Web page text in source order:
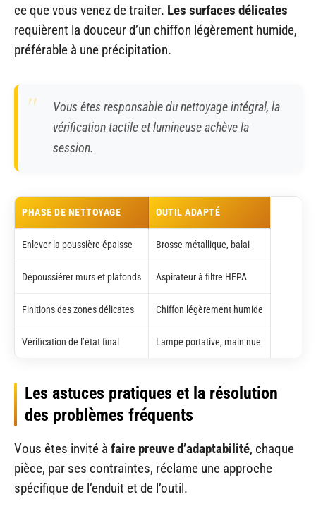
ce que vous venez de traiter. Les surfaces délicates
requièrent la douceur d’un chiffon légèrement humide,
préférable à une précipitation.
Vous êtes responsable du nettoyage intégral, la
vérification tactile et lumineuse achève la
session.
PHASE DE NETTOYAGE OUTIL ADAPTÉ
Enlever la poussière épaisse Brosse métallique, balai
Dépoussiérer murs et plafonds Aspirateur à filtre HEPA
Finitions des zones délicates Chiffon légèrement humide
Vérification de l’état final Lampe portative, main nue
Les astuces pratiques et la résolution
des problèmes fréquents
Vous êtes invité à faire preuve d’adaptabilité, chaque
pièce, par ses contraintes, réclame une approche
spécifique de l’enduit et de l’outil.